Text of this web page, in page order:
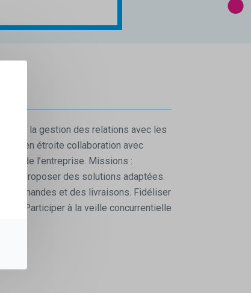
de la gestion des relations avec les
en étroite collaboration avec
de l’entreprise. Missions :
et proposer des solutions adaptées.
et des livraisons. Fidéliser
Participer à la veille concurrentielle